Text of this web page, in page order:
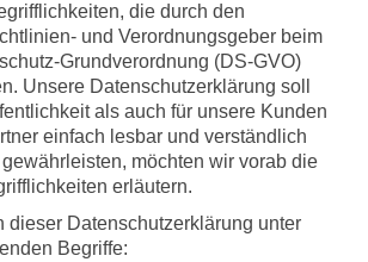
die durch den
und Verordnungsgeber beim
Grundverordnung (DS-GVO)
Unsere Datenschutzerklärung soll
als auch für unsere Kunden
einfach lesbar und verständlich
möchten wir vorab die
erläutern.
dieser Datenschutzerklärung unter
Begriffe: